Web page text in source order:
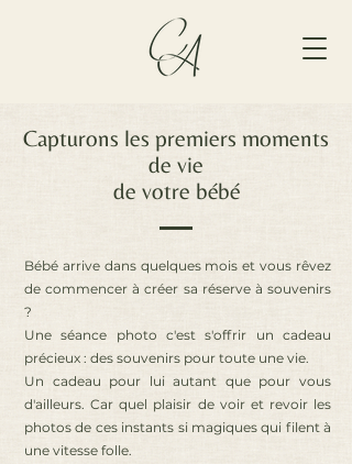
Capturons les premiers moments
de vie
de votre bébé
Bébé arrive dans quelques mois et vous rêvez
de commencer à créer sa réserve à souvenirs
?
Une séance photo c'est s'offrir un cadeau
précieux : des souvenirs pour toute une vie.
Un cadeau pour lui autant que pour vous
d'ailleurs. Car quel plaisir de voir et revoir les
photos de ces instants si magiques qui filent à
une vitesse folle.